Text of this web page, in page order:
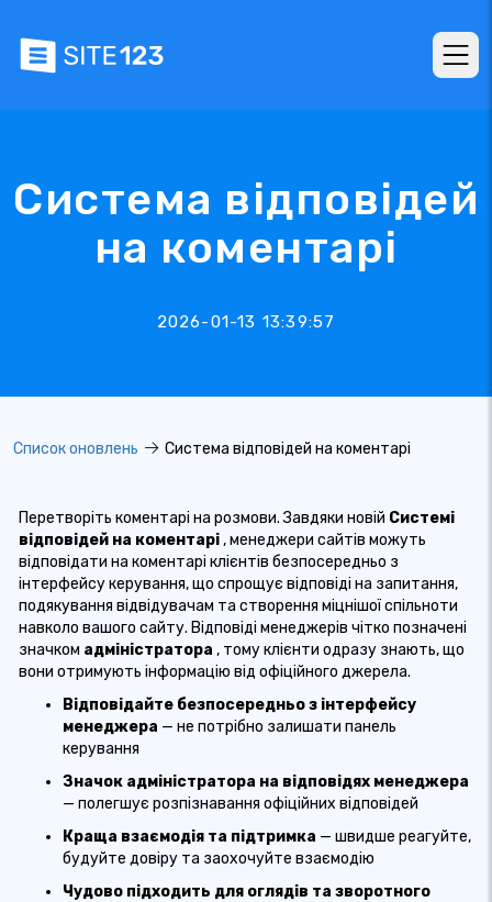
Система відповідей
на коментарі
2026-01-13 13:39:57
Список оновлень Система відповідей на коментарі
Перетворіть коментарі на розмови. Завдяки новій Системі
відповідей на коментарі, менеджери сайтів можуть
відповідати на коментарі клієнтів безпосередньо з
інтерфейсу керування, що спрощує відповіді на запитання,
подякування відвідувачам та створення міцнішої спільноти
навколо вашого сайту. Відповіді менеджерів чітко позначені
значком адміністратора , тому клієнти одразу знають, що
вони отримують інформацію від офіційного джерела.
Відповідайте безпосередньо з інтерфейсу
менеджера — не потрібно залишати панель
керування
Значок адміністратора на відповідях менеджера
— полегшує розпізнавання офіційних відповідей
Краща взаємодія та підтримка — швидше реагуйте,
будуйте довіру та заохочуйте взаємодію
Чудово підходить для оглядів та зворотного